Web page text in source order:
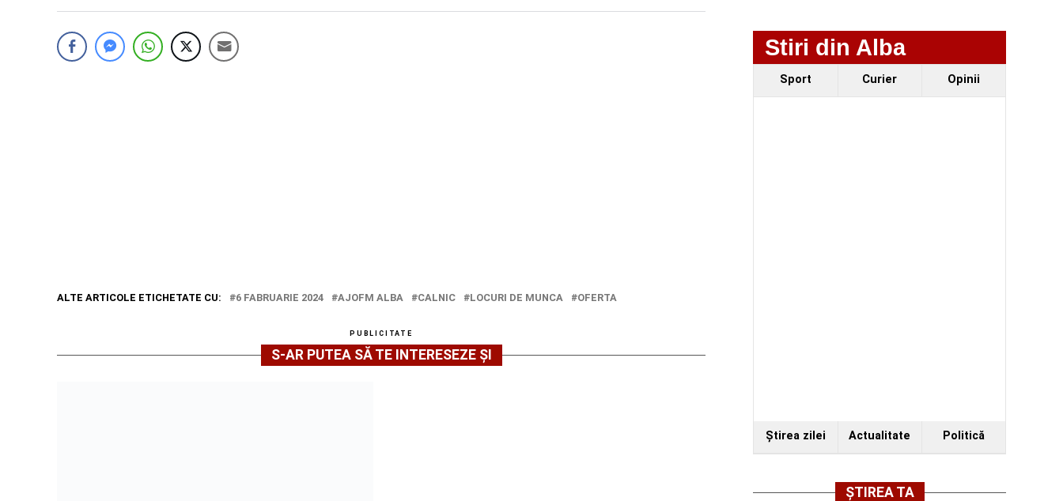
ALTE ARTICOLE ETICHETATE CU: 6 FABRUARIE 2024 AJOFM ALBA CALNIC LOCURI DE MUNCA OFERTA
PUBLICITATE
S-AR PUTEA SĂ TE INTERESEZE ȘI
Stiri din Alba
Sport Curier Opinii
Ştirea zilei Actualitate Politică
ȘTIREA TA